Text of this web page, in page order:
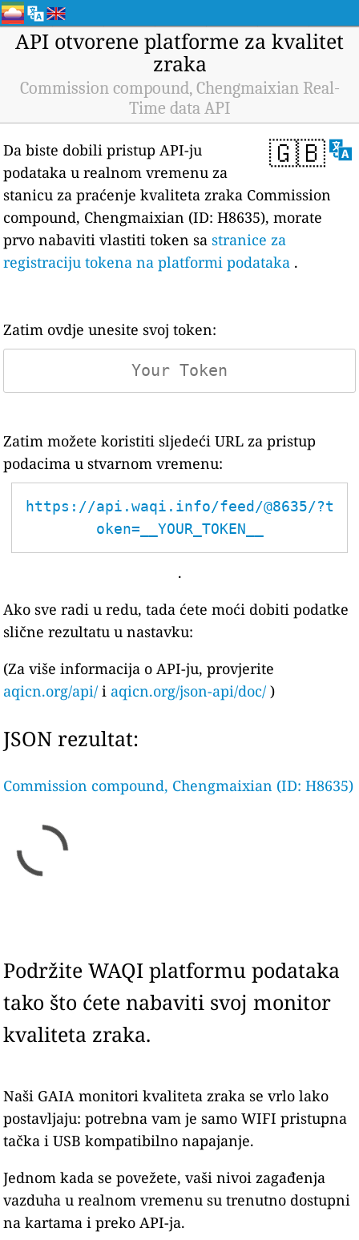
API otvorene platforme za kvalitet
zraka
Commission compound, Chengmaixian Real-
Time data API
🇬🇧
Da biste dobili pristup API-ju
podataka u realnom vremenu za
stanicu za praćenje kvaliteta zraka Commission
compound, Chengmaixian (ID: H8635), morate
prvo nabaviti vlastiti token sastranice za
registraciju tokena na platformi podataka .
Zatim ovdje unesite svoj token:
Zatim možete koristiti sljedeći URL za pristup
podacima u stvarnom vremenu:
https://api.waqi.info/feed/@8635/?t
oken=__YOUR_TOKEN__
.
Ako sve radi u redu, tada ćete moći dobiti podatke
slične rezultatu u nastavku:
(Za više informacija o API-ju, provjerite
aqicn.org/api/ i aqicn.org/json-api/doc/ )
JSON rezultat:
Commission compound, Chengmaixian (ID: H8635)
Podržite WAQI platformu podataka
tako što ćete nabaviti svoj monitor
kvaliteta zraka.
Naši GAIA monitori kvaliteta zraka se vrlo lako
postavljaju: potrebna vam je samo WIFI pristupna
tačka i USB kompatibilno napajanje.
Jednom kada se povežete, vaši nivoi zagađenja
vazduha u realnom vremenu su trenutno dostupni
na kartama i preko API-ja.